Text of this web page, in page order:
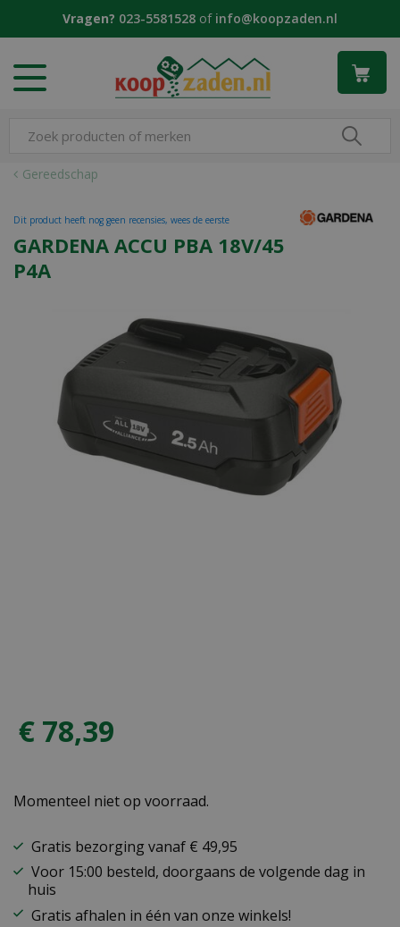
Gereedschap
Vragen? 023-5581528 of info@koopzaden.nl
GARDENA ACCU PBA 18V/45
P4A
Dit product heeft nog geen recensies, wees de eerste
€ 78,39
Momenteel niet op voorraad.
Gratis bezorging vanaf € 49,95
Voor 15:00 besteld, doorgaans de volgende dag in
huis
Gratis afhalen in één van onze winkels!